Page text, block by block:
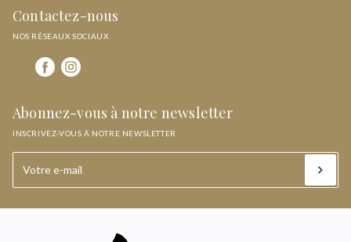
Contactez-nous
NOS RÉSEAUX SOCIAUX
Abonnez-vous à notre newsletter
INSCRIVEZ-VOUS À NOTRE NEWSLETTER